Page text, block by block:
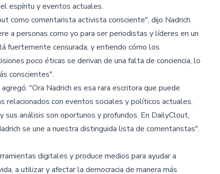
espíritu y eventos actuales.
como comentarista activista consciente", dijo Nadrich.
a personas como yo para ser periodistas y líderes en un
fuertemente censurada, y entiendo cómo los
poco éticas se derivan de una falta de conciencia, lo
conscientes".
"Ora Nadrich es esa rara escritora que puede
relacionados con eventos sociales y políticos actuales.
sus análisis son oportunos y profundos. En DailyClout,
se une a nuestra distinguida lista de comentaristas".
digitales y produce medios para ayudar a
a utilizar y afectar la democracia de manera más